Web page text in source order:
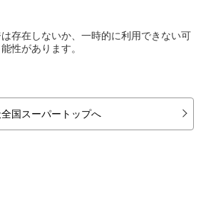
存在しないか、一時的に利用できない可
能性があります。
国スーパートップへ